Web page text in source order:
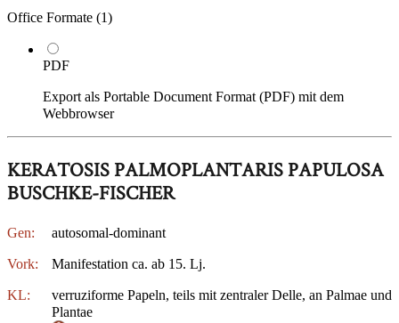
Office Formate (1)
PDF
Export als Portable Document Format (PDF) mit dem
Webbrowser
KERATOSIS PALMOPLANTARIS PAPULOSA
BUSCHKE-FISCHER
Gen: autosomal-dominant
Vork: Manifestation ca. ab 15. Lj.
KL:
verruziforme Papeln, teils mit zentraler Delle, an Palmae und
Plantae